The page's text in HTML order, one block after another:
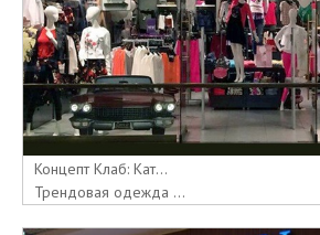
Концепт Клаб: Кат...
Трендовая одежда ...